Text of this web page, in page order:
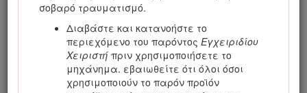
σοβαρό τραυματισμό.
Διαβάστε και κατανοήστε το
περιεχόμενο του παρόντος Εγχειριδίου
Χειριστή πριν χρησιμοποιήσετε το
μηχάνημα. εβαιωθείτε ότι όλοι όσοι
χρησιμοποιούν το παρόν προϊόν
διασπορά υλικών. Η χρήση αυτού του προϊόντος για
άλλους σκοπούς πέραν του προβλεπόμενου
ενδέχεται να ενέχει κινδύνους για εσάς και για τους
διερχομένους.
Διαβάστε αυτές τις πληροφορίες προσεκτικά για να
ενημερωθείτε για τη σωστή λειτουργία και